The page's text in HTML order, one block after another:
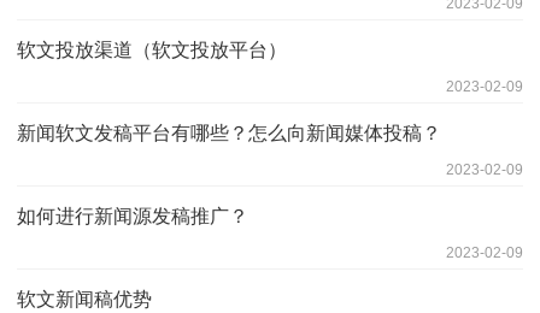
2023-02-09
软文投放渠道（软文投放平台）
2023-02-09
新闻软文发稿平台有哪些？怎么向新闻媒体投稿？
2023-02-09
如何进行新闻源发稿推广？
2023-02-09
软文新闻稿优势